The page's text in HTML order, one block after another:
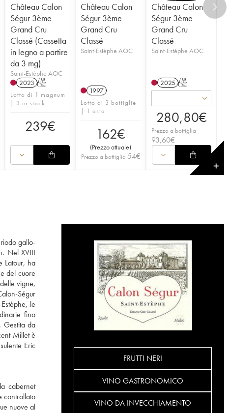
Château Calon
Ségur 3ème
Grand Cru
Classé (Cassetta
in legno a partire
da 3 mg)
Saint-Estèphe AOC
2023 T
Lotto di 1 magnum
| 3 in stock
239€
Château Calon
Ségur 3ème
Grand Cru
Classé
Saint-Estèphe AOC
1997
Lotto di 3 bottiglie
| 1 asta
162€
(Prezzo attuale)
Prezzo a bottiglia 54€
Château Calon
Ségur 3ème
Grand Cru
Classé
Saint-Estèphe AOC
2025 T
280,80€
Prezzo a bottiglia
93,60€
✕
gallo-
Nel XVIII
Latour, ha
del cuore
vigne,
Ségur
le
fino
Gestita da
Millet è
Eric
cabernet
controllato
nuove al
FRUTTI NERI
VINO GASTRONOMICO
VINO DA INVECCHIAMENTO